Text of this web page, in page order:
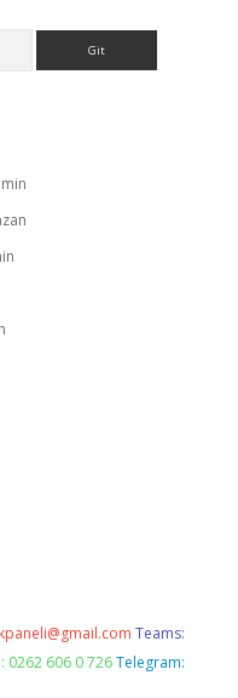
Teams:
0262 606 0 726 Telegram: